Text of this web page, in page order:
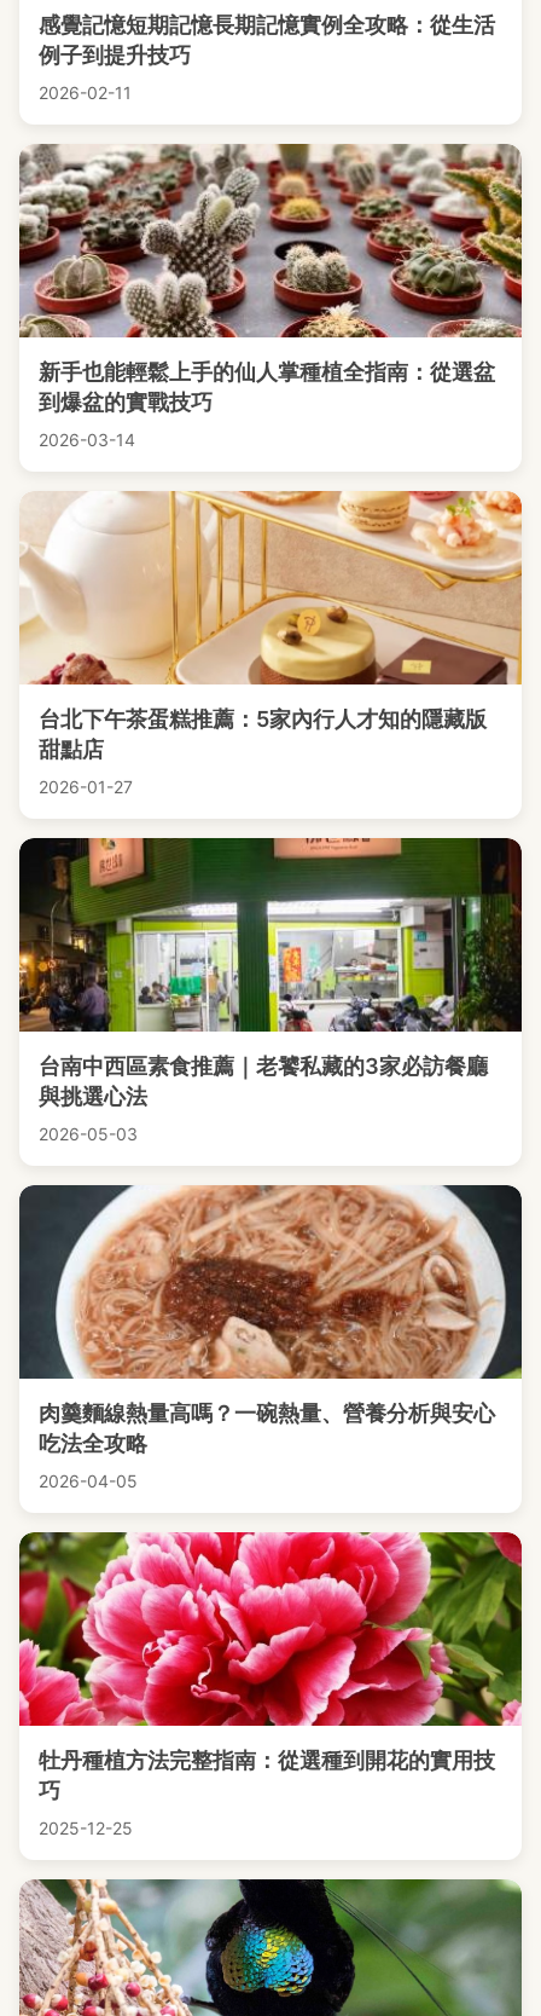
感覺記憶短期記憶長期記憶實例全攻略：從生活
例子到提升技巧
2026-02-11
新手也能輕鬆上手的仙人掌種植全指南：從選盆
到爆盆的實戰技巧
2026-03-14
台北下午茶蛋糕推薦：5家內行人才知的隱藏版
甜點店
2026-01-27
台南中西區素食推薦｜老饕私藏的3家必訪餐廳
與挑選心法
2026-05-03
肉羹麵線熱量高嗎？一碗熱量、營養分析與安心
吃法全攻略
2026-04-05
牡丹種植方法完整指南：從選種到開花的實用技
巧
2025-12-25